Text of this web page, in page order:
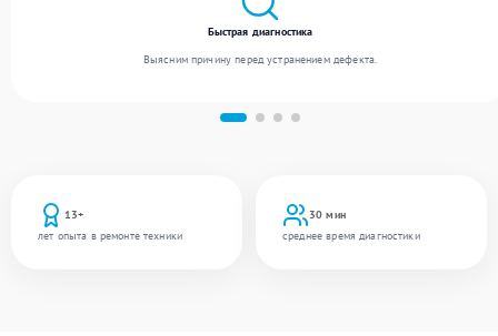
13+
лет опыта в ремонте техники
30 мин
среднее время диагностики
Быстрая диагностика
Выясним причину перед устранением дефекта.